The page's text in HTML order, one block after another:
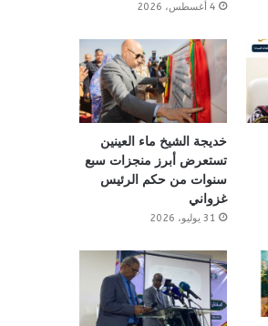
4 أغسطس، 2026
خديجة الشيخ ماء العينين
تستعرض أبرز منجزات سبع
سنوات من حكم الرئيس
غزواني
31 يوليو، 2026